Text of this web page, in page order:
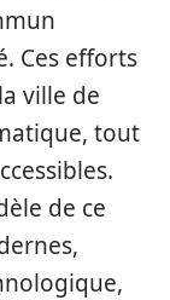
Ces efforts
ville de
tout
de ce